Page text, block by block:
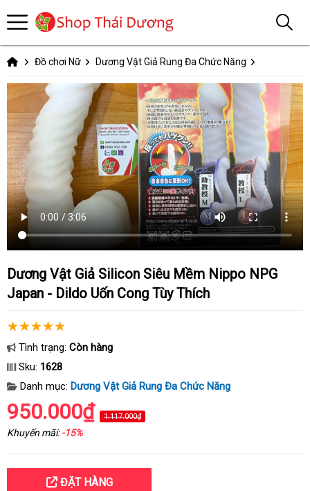
Đồ chơi Nữ Dương Vật Giả Rung Đa Chức Năng
Dương Vật Giả Silicon Siêu Mềm Nippo NPG
Japan - Dildo Uốn Cong Tùy Thích
Tình trạng: Còn hàng
Sku: 1628
Danh mục: Dương Vật Giả Rung Đa Chức Năng
950.000₫ 1.117.000₫
Khuyến mãi:-15%
ĐẶT HÀNG